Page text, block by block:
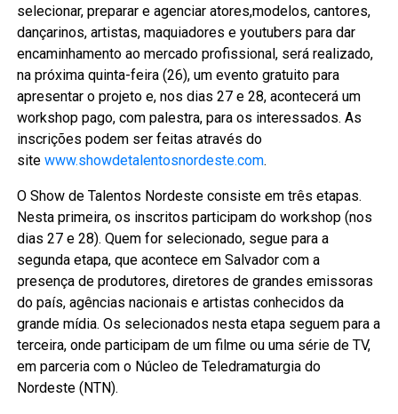
selecionar, preparar e agenciar atores,modelos, cantores,
dançarinos, artistas, maquiadores e youtubers para dar
encaminhamento ao mercado profissional, será realizado,
na próxima quinta-feira (26), um evento gratuito para
apresentar o projeto e, nos dias 27 e 28, acontecerá um
workshop pago, com palestra, para os interessados. As
inscrições podem ser feitas através do
sitewww.showdetalentosnordeste.com.
O Show de Talentos Nordeste consiste em três etapas.
Nesta primeira, os inscritos participam do workshop (nos
dias 27 e 28). Quem for selecionado, segue para a
segunda etapa, que acontece em Salvador com a
presença de produtores, diretores de grandes emissoras
do país, agências nacionais e artistas conhecidos da
grande mídia. Os selecionados nesta etapa seguem para a
terceira, onde participam de um filme ou uma série de TV,
em parceria com o Núcleo de Teledramaturgia do
Nordeste (NTN).